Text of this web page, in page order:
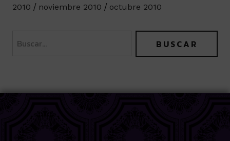
2010
noviembre 2010 octubre 2010